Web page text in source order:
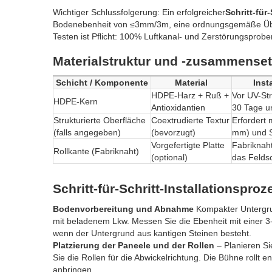
Wichtiger Schlussfolgerung: Ein erfolgreicherSchritt-für-
Bodenebenheit von ≤3mm/3m, eine ordnungsgemäße
Testen ist Pflicht: 100% Luftkanal- und
Materialstruktur und -
Schicht / Komponente Material
HDPE-Kern
HDPE-Harz + Ruß +
Antioxidantien
Vor UV-
30 Tage
Strukturierte Oberfläche
(falls angegeben)
Coextrudierte Textur
(bevorzugt)
Erfordert
mm) und
Rollkante (Fabriknaht)
Vorgefertigte Platte
(optional)
das
Schritt-für-Schritt-
Bodenvorbereitung und Abnahme Kompakter
mit beladenem Lkw. Messen Sie die Ebenheit mit einer
wenn der Untergrund aus kantigen Steinen besteht.
Platzierung der Paneele und der Rollen – Planieren
Sie die Rollen für die Abwickelrichtung. Die Bühne rollt
anbringen.